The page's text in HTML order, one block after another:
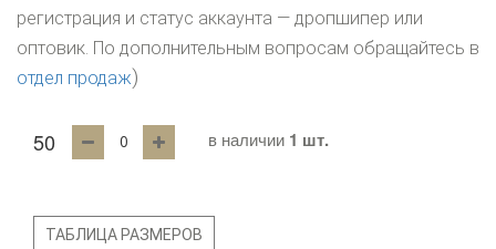
регистрация и статус аккаунта — дропшипер или
оптовик. По дополнительным вопросам обращайтесь в
отдел продаж)
50 в наличии 1 шт.
ТАБЛИЦА РАЗМЕРОВ